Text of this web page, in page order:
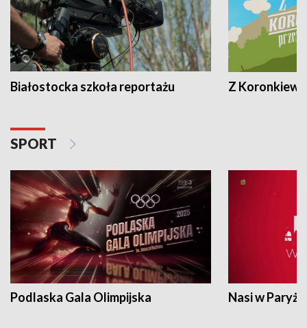
Białostocka szkoła reportażu Z
SPORT
Podlaska Gala Olimpijska Nasi w Paryżu